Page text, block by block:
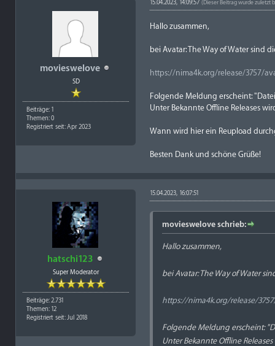
movieswelove
SD
Beiträge: 1
Themen: 0
Registriert seit: Apr 2023
15.04.2023, 14:09:57(Dieser Beitrag wurde zuletzt
Hallo zusammen,
bei Avatar: The Way of Water sind
https://nima4k.org/release/3757/
Folgende Meldung erscheint:
Unter Bekannte Offline Releases
Wann wird hier ein Reupload
Besten Dank und schöne Grüße!
hatschi123
Super Moderator
Beiträge: 2.731
Themen: 12
Registriert seit: Jul 2018
15.04.2023, 16:07:51
movieswelove schrieb:
Hallo zusammen,
bei Avatar: The Way of Water
https://nima4k.org/release/
Folgende Meldung erscheint:
Unter Bekannte Offline